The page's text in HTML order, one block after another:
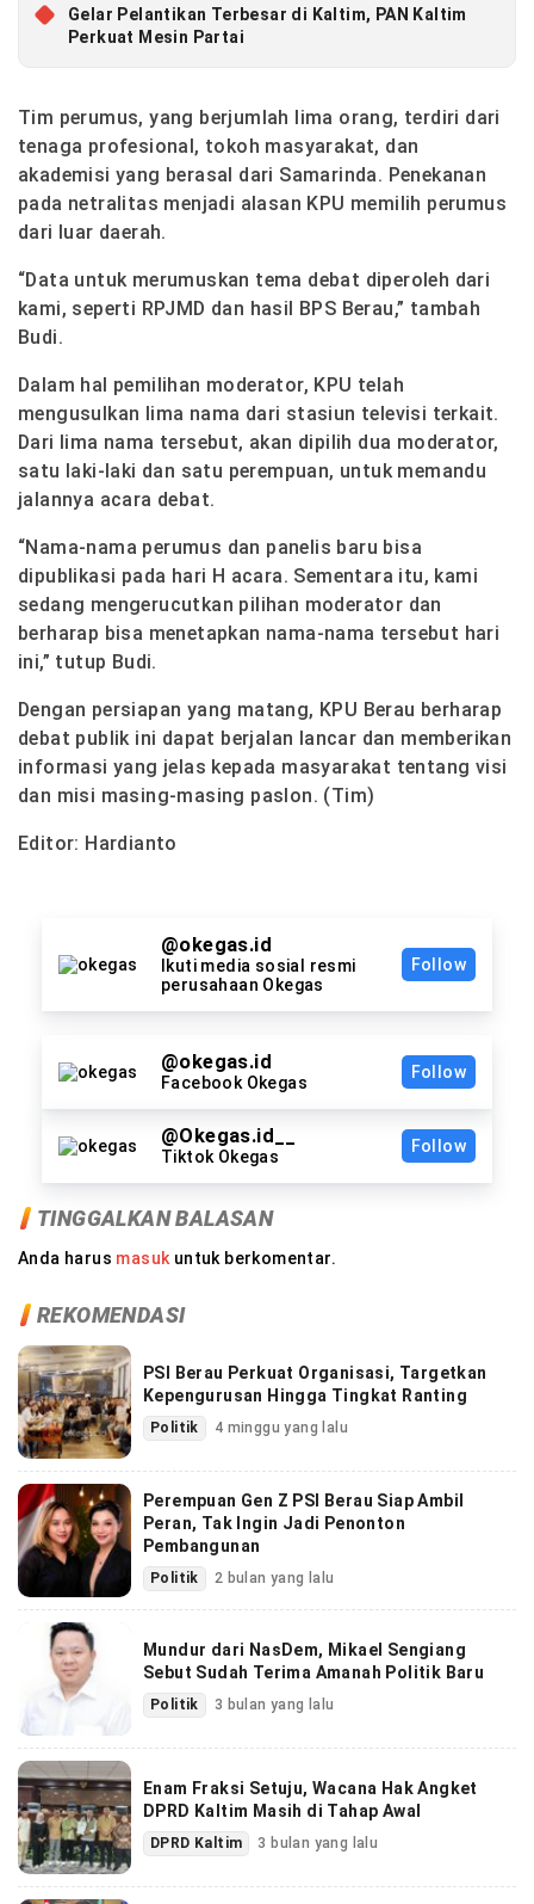
Gelar Pelantikan Terbesar di Kaltim, PAN Kaltim
Perkuat Mesin Partai
Tim perumus, yang berjumlah lima orang, terdiri dari
tenaga profesional, tokoh masyarakat, dan
akademisi yang berasal dari Samarinda. Penekanan
pada netralitas menjadi alasan KPU memilih perumus
dari luar daerah.
“Data untuk merumuskan tema debat diperoleh dari
kami, seperti RPJMD dan hasil BPS Berau,” tambah
Budi.
Dalam hal pemilihan moderator, KPU telah
mengusulkan lima nama dari stasiun televisi terkait.
Dari lima nama tersebut, akan dipilih dua moderator,
satu laki-laki dan satu perempuan, untuk memandu
jalannya acara debat.
“Nama-nama perumus dan panelis baru bisa
dipublikasi pada hari H acara. Sementara itu, kami
sedang mengerucutkan pilihan moderator dan
berharap bisa menetapkan nama-nama tersebut hari
ini,” tutup Budi.
Dengan persiapan yang matang, KPU Berau berharap
debat publik ini dapat berjalan lancar dan memberikan
informasi yang jelas kepada masyarakat tentang visi
dan misi masing-masing paslon. (Tim)
Editor: Hardianto
@okegas.id
Ikuti media sosial resmi
perusahaan Okegas
Follow
@okegas.id
Facebook Okegas
Follow
@Okegas.id__
Tiktok Okegas
Follow
TINGGALKAN BALASAN
Anda harus masuk untuk berkomentar.
REKOMENDASI
PSI Berau Perkuat Organisasi, Targetkan
Kepengurusan Hingga Tingkat Ranting
Politik 4 minggu yang lalu
Perempuan Gen Z PSI Berau Siap Ambil
Peran, Tak Ingin Jadi Penonton
Pembangunan
Politik 2 bulan yang lalu
Mundur dari NasDem, Mikael Sengiang
Sebut Sudah Terima Amanah Politik Baru
Politik 3 bulan yang lalu
Enam Fraksi Setuju, Wacana Hak Angket
DPRD Kaltim Masih di Tahap Awal
DPRD Kaltim 3 bulan yang lalu